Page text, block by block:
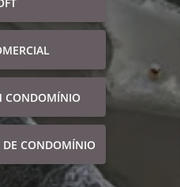
CONDOMÍNIO
DE CONDOMÍNIO